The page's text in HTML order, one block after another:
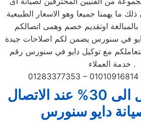
ما يهمنا جميعا وهو الاسعار الطبيعية
بالمبالغة اوتقديم خصم وهمى اتصالكم
في سنورس يضمن لكم اصلاحات جيدة
مع توكيل دايو في سنورس رقم
خدمة العملاء .
01283377353 – 01010916814
خصومات تصل الى 30% عند الاتصال
دايو سنورس